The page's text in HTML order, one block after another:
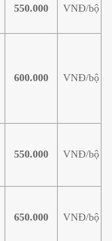
550.000 VNĐ/bộ
600.000 VNĐ/bộ
550.000 VNĐ/bộ
650.000 VNĐ/bộ